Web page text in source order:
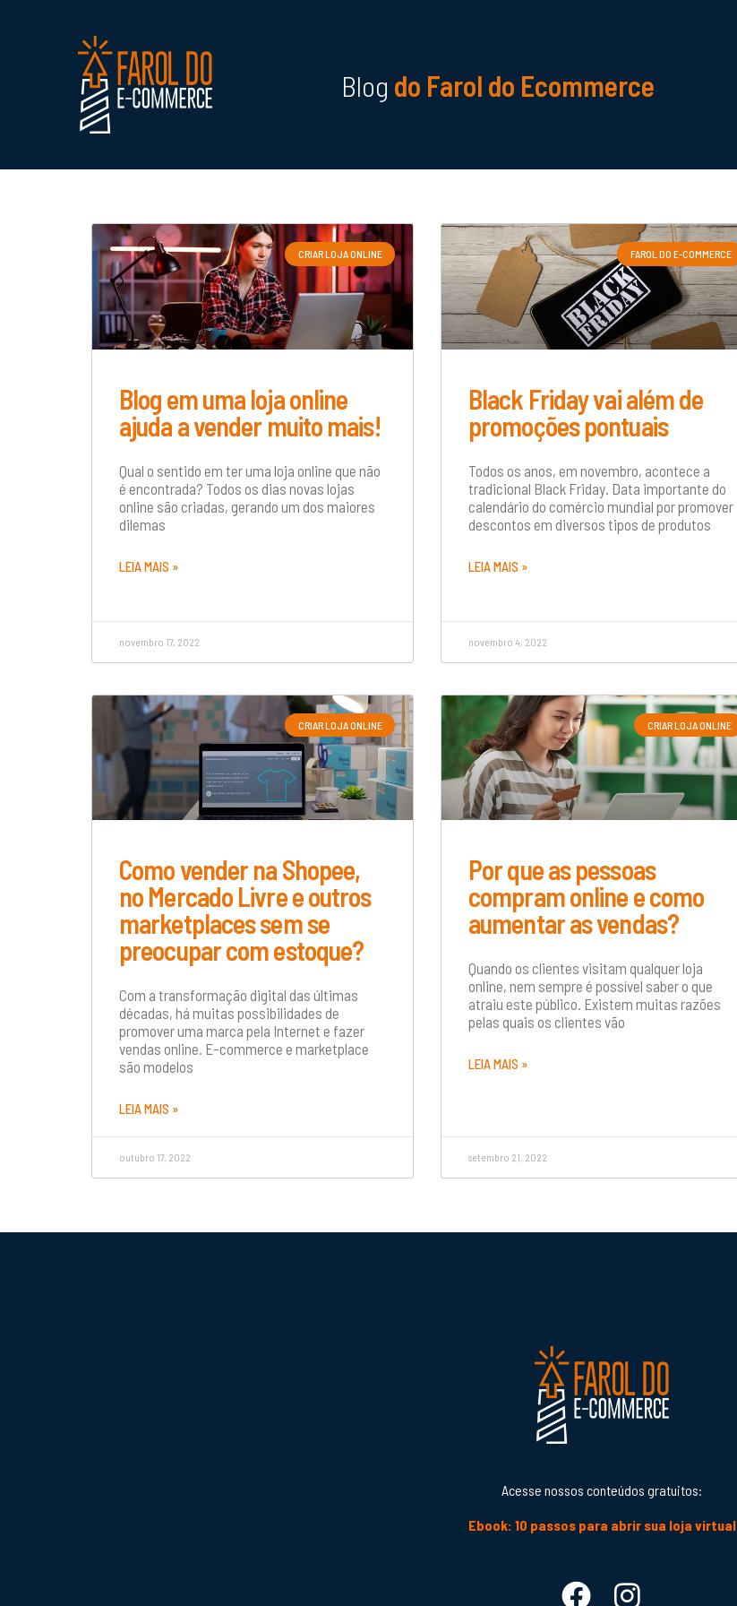
Blog do Farol do Ecommerce
CRIAR LOJA ONLINE
Blog em uma loja online
ajuda a vender muito mais!
Qual o sentido em ter uma loja online que não
é encontrada? Todos os dias novas lojas
online são criadas, gerando um dos maiores
dilemas
LEIA MAIS »
novembro 17, 2022
FAROL DO E-COMMERCE
Black Friday vai além de
promoções pontuais
Todos os anos, em novembro, acontece a
tradicional Black Friday. Data importante do
calendário do comércio mundial por promover
descontos em diversos tipos de produtos
LEIA MAIS »
novembro 4, 2022
CRIAR LOJA ONLINE
Como vender na Shopee,
no Mercado Livre e outros
marketplaces sem se
preocupar com estoque?
Com a transformação digital das últimas
décadas, há muitas possibilidades de
promover uma marca pela Internet e fazer
vendas online. E-commerce e marketplace
são modelos
LEIA MAIS »
outubro 17, 2022
CRIAR LOJA ONLINE
Por que as pessoas
compram online e como
aumentar as vendas?
Quando os clientes visitam qualquer loja
online, nem sempre é possível saber o que
atraiu este público. Existem muitas razões
pelas quais os clientes vão
LEIA MAIS »
setembro 21, 2022
Acesse nossos conteúdos gratuitos:
Ebook: 10 passos para abrir sua loja virtual